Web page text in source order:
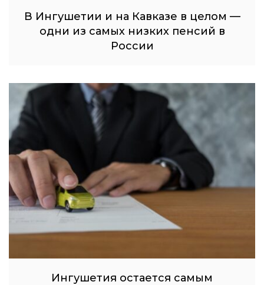
В Ингушетии и на Кавказе в целом —
одни из самых низких пенсий в
России
Ингушетия остается самым